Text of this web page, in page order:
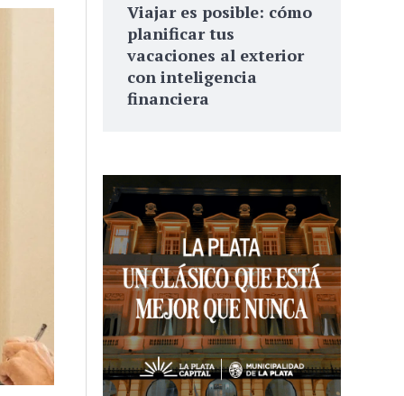
Viajar es posible: cómo
planificar tus
vacaciones al exterior
con inteligencia
financiera